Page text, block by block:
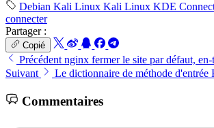
Debian Kali Linux Kali Linux KDE
connecter
Partager :
Copié
Précédentnginx fermer le site par défaut,
Suivant
Le dictionnaire de méthode
Commentaires